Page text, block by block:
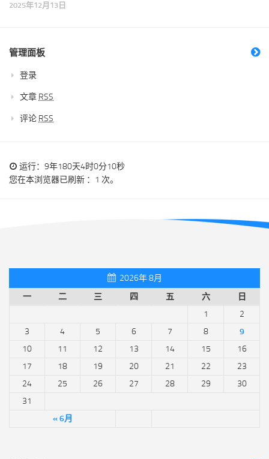
2025年12月13日
管理面板
登录
文章RSS
评论RSS
运行：9年180天4时0分10秒
您在本浏览器已刷新 ：1 次。
2026年 8月
一
二 三 四 五 六 日
« 6月
1
2
3
4 5 6 7 8
9
10
11 12 13 14 15
16
17
18 19 20 21 22
23
24
25 26 27 28 29
30
31